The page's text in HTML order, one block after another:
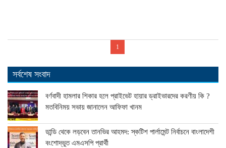
1
সর্বশেষ সংবাদ
বর্ণবাদী হামলার শিকার হলে প্রাইভেট হায়ার ড্রাইভারদের করণীয় কি ?
মতবিনিময় সভায় জানালেন আফিফা খানম
ডান্ডি থেকে লড়বেন তানভির আহমদ: স্কটিশ পার্লামেন্ট নির্বাচনে বাংলাদেশী
বংশোদ্ভুত এমএসপি প্রার্থী